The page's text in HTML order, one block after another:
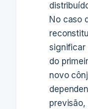
No caso
significar
do
novo